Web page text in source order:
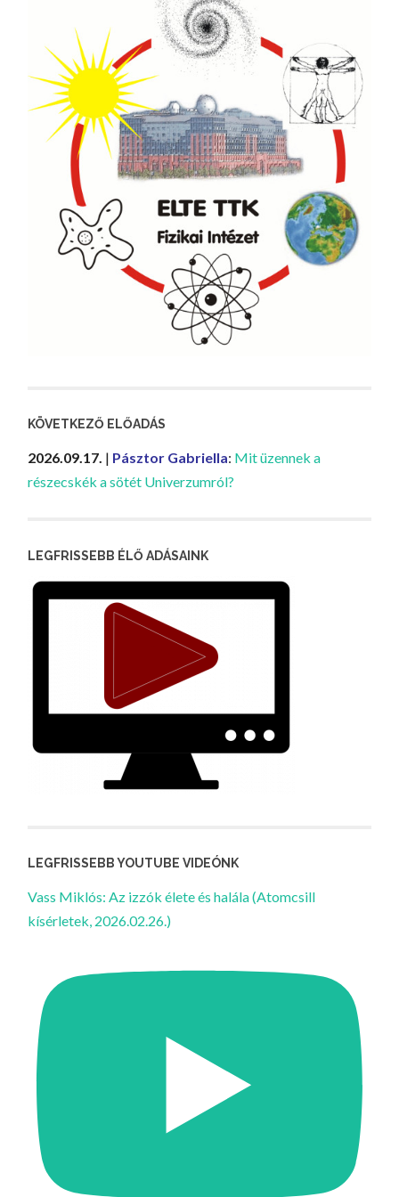
KÖVETKEZŐ ELŐADÁS
2026.09.17. | Pásztor Gabriella: Mit üzennek a
részecskék a sötét Univerzumról?
LEGFRISSEBB ÉLŐ ADÁSAINK
LEGFRISSEBB YOUTUBE VIDEÓNK
Vass Miklós: Az izzók élete és halála (Atomcsill
kísérletek, 2026.02.26.)